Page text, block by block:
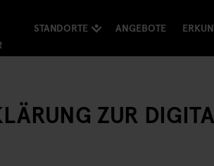
STANDORTE ANGEBOTE
ZUR